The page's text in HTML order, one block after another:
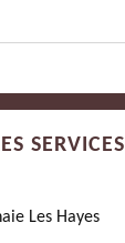
SERVICES
Les Hayes